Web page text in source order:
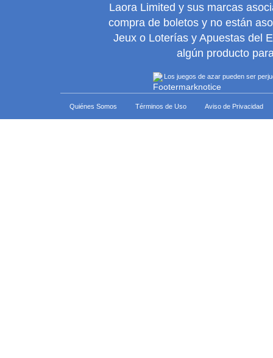
Laora Limited y sus marcas
compra de boletos y no están
Jeux o Loterías y Apuestas del
algún producto
Los juegos de azar pueden ser
Quiénes Somos Términos de Uso Aviso de Privacidad